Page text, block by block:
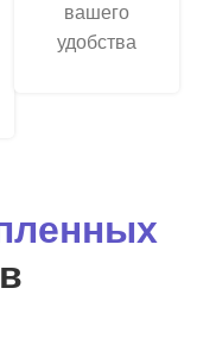
вашего
удобства